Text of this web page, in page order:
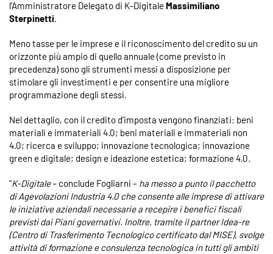
l’Amministratore Delegato di K-Digitale Massimiliano
Sterpinetti.
Meno tasse per le imprese e il riconoscimento del credito su un
orizzonte più ampio di quello annuale (come previsto in
precedenza) sono gli strumenti messi a disposizione per
stimolare gli investimenti e per consentire una migliore
programmazione degli stessi.
Nel dettaglio, con il credito d’imposta vengono finanziati: beni
materiali e immateriali 4.0; beni materiali e immateriali non
4.0; ricerca e sviluppo; innovazione tecnologica; innovazione
green e digitale; design e ideazione estetica; formazione 4.0.
“K-Digitale– conclude Fogliarni – ha messo a punto il pacchetto
di Agevolazioni Industria 4.0 che consente alle imprese di attivare
le iniziative aziendali necessarie a recepire i benefici fiscali
previsti dai Piani governativi. Inoltre, tramite il partner Idea-re
(Centro di Trasferimento Tecnologico certificato dal MISE), svolge
attività di formazione e consulenza tecnologica in tutti gli ambiti